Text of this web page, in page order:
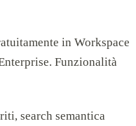
in Workspace
Funzionalità
search semantica